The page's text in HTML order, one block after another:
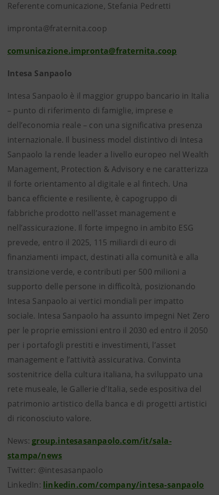
Referente comunicazione, Stefania Pedretti
impronta@fraternita.coop
comunicazione.impronta@fraternita.coop
Intesa Sanpaolo
Intesa Sanpaolo è il maggior gruppo bancario in Italia
– punto di riferimento di famiglie, imprese e
dell’economia reale – con una significativa presenza
internazionale. Il business model distintivo di Intesa
Sanpaolo la rende leader a livello europeo nel Wealth
Management, Protection & Advisory e ne caratterizza
il forte orientamento al digitale e al fintech. Una
banca efficiente e resiliente, è capogruppo di
fabbriche prodotto nell’asset management e
nell’assicurazione. Il forte impegno in ambito ESG
prevede, entro il 2025, 115 miliardi di euro di
finanziamenti impact, destinati alla comunità e alla
transizione verde, e contributi per 500 milioni a
supporto delle persone in difficoltà, posizionando
Intesa Sanpaolo ai vertici mondiali per impatto
sociale. Intesa Sanpaolo ha assunto impegni Net Zero
per le proprie emissioni entro il 2030 ed entro il 2050
per i portafogli prestiti e investimenti, l’asset
management e l’attività assicurativa. Convinta
sostenitrice della cultura italiana, ha sviluppato una
rete museale, le Gallerie d’Italia, sede espositiva del
patrimonio artistico della banca e di progetti artistici
di riconosciuto valore.
News: group.intesasanpaolo.com/it/sala-
stampa/news
Twitter: @intesasanpaolo
LinkedIn: linkedin.com/company/intesa-sanpaolo